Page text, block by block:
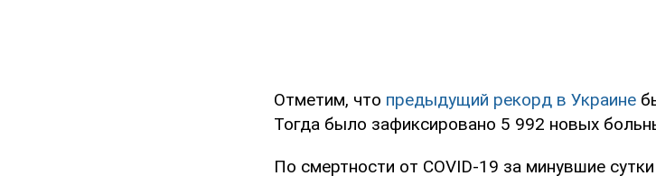
Отметим, что предыдущий рекорд в Украине
Тогда было зафиксировано 5 992 новых
По смертности от COVID-19 за минувшие сутки